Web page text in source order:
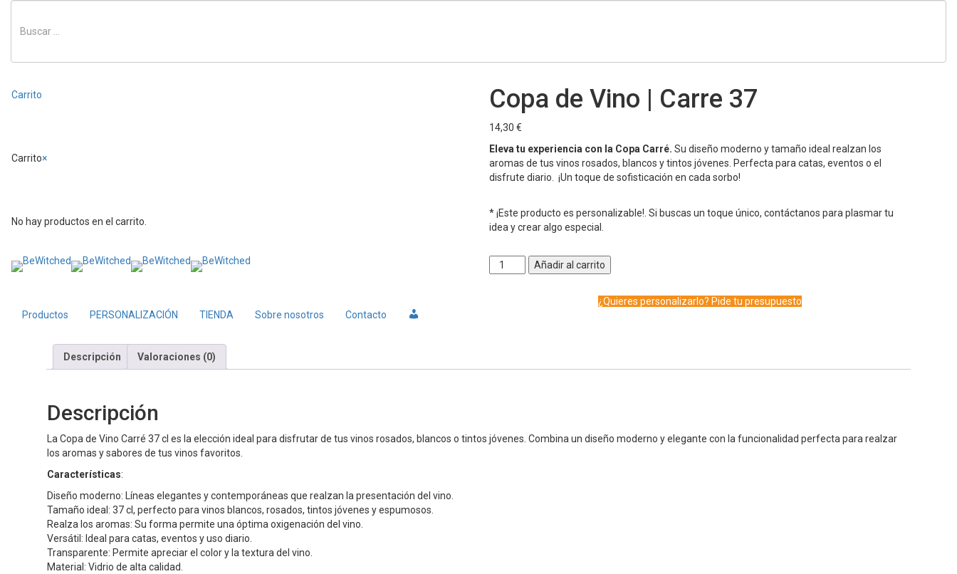
Carrito
Carrito×
No hay productos en el carrito.
Productos PERSONALIZACIÓN TIENDA Sobre nosotros Contacto
Copa de Vino | Carre 37
14,30 €
Eleva tu experiencia con la Copa Carré. Su diseño moderno y tamaño ideal realzan los
aromas de tus vinos rosados, blancos y tintos jóvenes. Perfecta para catas, eventos o el
disfrute diario. ¡Un toque de sofisticación en cada sorbo!
* ¡Este producto es personalizable!. Si buscas un toque único, contáctanos para plasmar tu
idea y crear algo especial.
Copa
de
Añadir al carrito
¿Quieres personalizarlo? Pide tu presupuesto
Descripción Valoraciones (0)
Descripción
La Copa de Vino Carré 37 cl es la elección ideal para disfrutar de tus vinos rosados, blancos o tintos jóvenes. Combina un diseño moderno y elegante con la funcionalidad perfecta para realzar
los aromas y sabores de tus vinos favoritos.
Características:
Diseño moderno: Líneas elegantes y contemporáneas que realzan la presentación del vino.
Tamaño ideal: 37 cl, perfecto para vinos blancos, rosados, tintos jóvenes y espumosos.
Realza los aromas: Su forma permite una óptima oxigenación del vino.
Versátil: Ideal para catas, eventos y uso diario.
Transparente: Permite apreciar el color y la textura del vino.
Material: Vidrio de alta calidad.